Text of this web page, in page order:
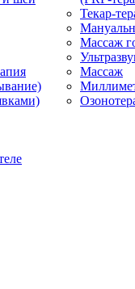
Текар-
Массаж
Массаж